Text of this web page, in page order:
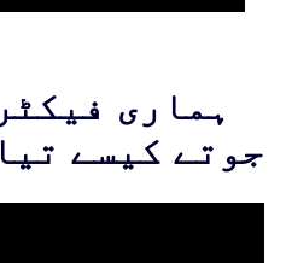
ہماری
جوتے کیسے